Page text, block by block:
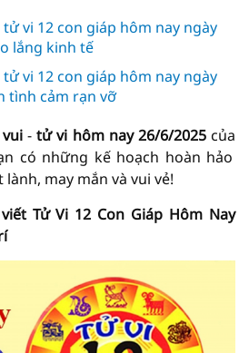
vi 12 con giáp hôm nay ngày
lắng kinh tế
vi 12 con giáp hôm nay ngày
tình cảm rạn vỡ
vui-tử vi hôm nay 26/6/2025của
có những kế hoạch hoàn hảo
may mắn và vui vẻ!
Tử Vi 12 Con Giáp Hôm Nay